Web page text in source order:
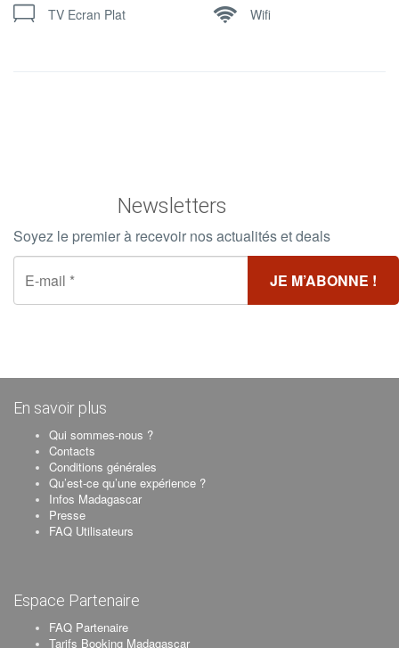
TV Ecran Plat Wifi
Newsletters
Soyez le premier à recevoir nos actualités et deals
En savoir plus
Qui sommes-nous ?
Contacts
Conditions générales
Qu’est-ce qu’une expérience ?
Infos Madagascar
Presse
FAQ Utilisateurs
Espace Partenaire
FAQ Partenaire
Tarifs Booking Madagascar